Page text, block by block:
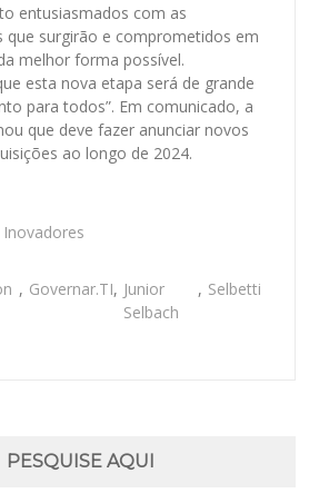
entusiasmados com as
que surgirão e comprometidos em
melhor forma possível.
esta nova etapa será de grande
para todos”. Em comunicado, a
que deve fazer anunciar novos
ao longo de 2024.
Inovadores
, Governar.TI, Junior
Selbach
, Selbetti
PESQUISE AQUI